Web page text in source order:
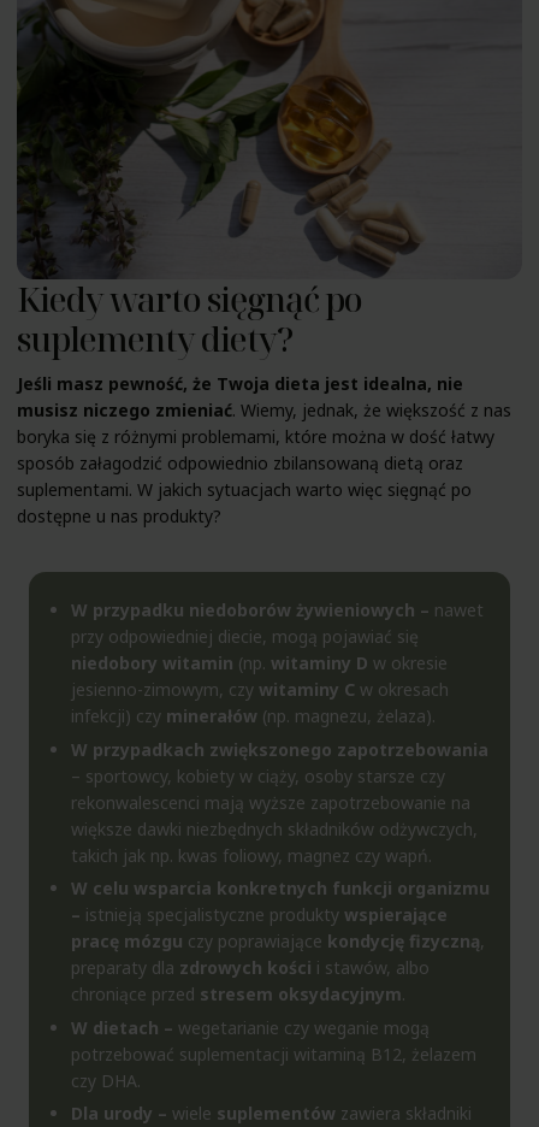
Kiedy warto sięgnąć po
suplementy diety?
Jeśli masz pewność, że Twoja dieta jest idealna, nie
musisz niczego zmieniać. Wiemy, jednak, że większość z nas
boryka się z różnymi problemami, które można w dość łatwy
sposób załagodzić odpowiednio zbilansowaną dietą oraz
suplementami. W jakich sytuacjach warto więc sięgnąć po
dostępne u nas produkty?
W przypadku niedoborów żywieniowych – nawet
przy odpowiedniej diecie, mogą pojawiać się
niedobory witamin (np. witaminy D w okresie
jesienno-zimowym, czy witaminy C w okresach
infekcji) czy minerałów (np. magnezu, żelaza).
W przypadkach zwiększonego zapotrzebowania
– sportowcy, kobiety w ciąży, osoby starsze czy
rekonwalescenci mają wyższe zapotrzebowanie na
większe dawki niezbędnych składników odżywczych,
takich jak np. kwas foliowy, magnez czy wapń.
W celu wsparcia konkretnych funkcji organizmu
– istnieją specjalistyczne produkty wspierające
pracę mózgu czy poprawiające kondycję fizyczną,
preparaty dla zdrowych kości i stawów, albo
chroniące przed stresem oksydacyjnym.
W dietach – wegetarianie czy weganie mogą
potrzebować suplementacji witaminą B12, żelazem
czy DHA.
Dla urody – wiele suplementów zawiera składniki